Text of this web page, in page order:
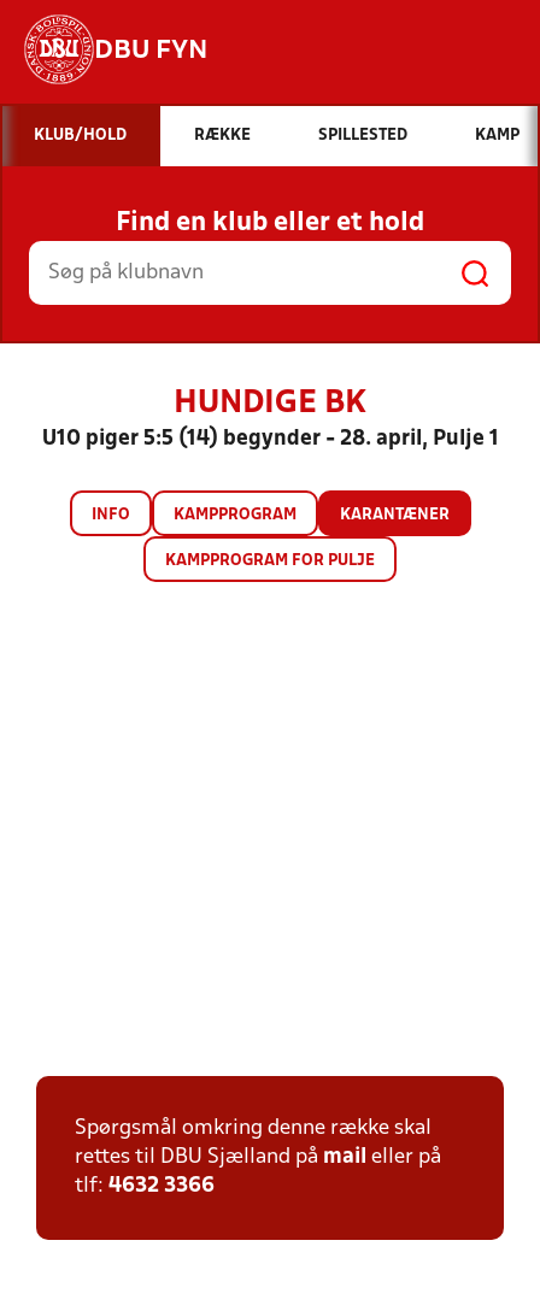
DBU FYN
Hvad vil du søge efter?
INDHOLD OG NYHEDER
STILLINGER, RESULTATER, KLUBBER OG
HOLD
KLUB/HOLD RÆKKE SPILLESTED KAMP
Find en klub eller et hold
HUNDIGE BK
U10 piger 5:5 (14) begynder - 28. april, Pulje 1
INFO KAMPPROGRAM KARANTÆNER
KAMPPROGRAM FOR PULJE
Spørgsmål omkring denne række skal
rettes til DBU Sjælland på mail eller på
tlf: 4632 3366